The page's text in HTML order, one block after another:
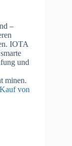
–
IOTA
und
minen.
Kauf von